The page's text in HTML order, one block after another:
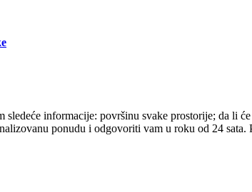
informacije: površinu svake prostorije; da li
ponudu i odgovoriti vam u roku od 24